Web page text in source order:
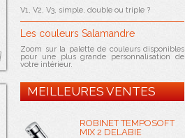
V1, V2, V3, simple, double ou triple ?
Les couleurs Salamandre
Zoom sur la palette de couleurs disponibles
pour une plus grande personnalisation de
votre intérieur.
MEILLEURES VENTES
ROBINET TEMPOSOFT
MIX 2 DELABIE